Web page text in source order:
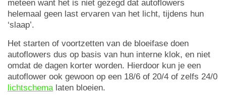
meteen want het is niet gezegd dat autoflowers
helemaal geen last ervaren van het licht, tijdens hun
‘slaap’.
Het starten of voortzetten van de bloeifase doen
autoflowers dus op basis van hun interne klok, en niet
omdat de dagen korter worden. Hierdoor kun je een
autoflower ook gewoon op een 18/6 of 20/4 of zelfs 24/0
lichtschemalaten bloeien.